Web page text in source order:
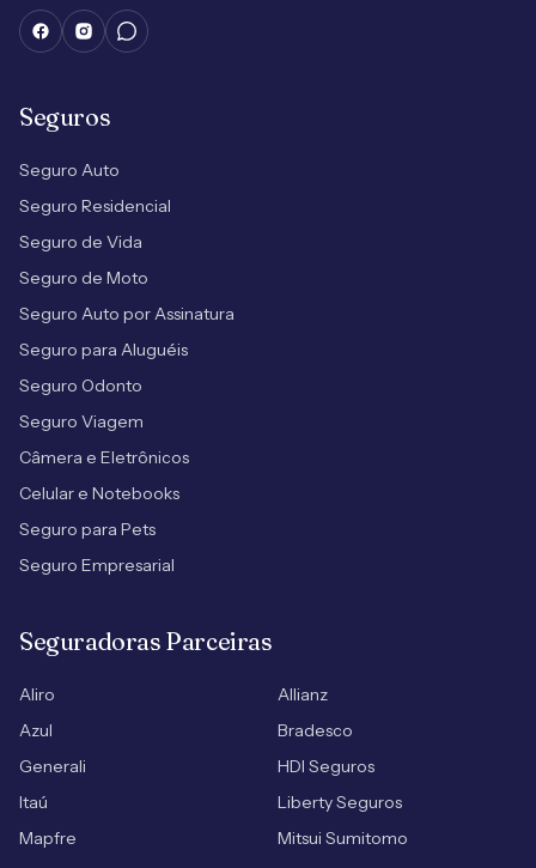
Seguros
Seguro Auto
Seguro Residencial
Seguro de Vida
Seguro de Moto
Seguro Auto por Assinatura
Seguro para Aluguéis
Seguro Odonto
Seguro Viagem
Câmera e Eletrônicos
Celular e Notebooks
Seguro para Pets
Seguro Empresarial
Seguradoras Parceiras
Aliro
Allianz
Azul
Bradesco
Generali
HDI Seguros
Itaú
Liberty Seguros
Mapfre
Mitsui Sumitomo